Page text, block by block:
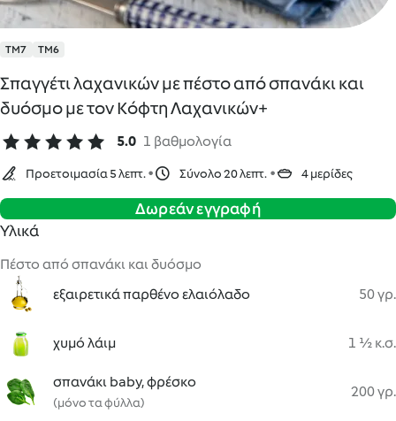
TM7 TM6
Σπαγγέτι λαχανικών με πέστο από σπανάκι και
δυόσμο με τον Κόφτη Λαχανικών+
5.0 1 βαθμολογία
Προετοιμασία 5 λεπτ. Σύνολο 20 λεπτ. 4 μερίδες
Δωρεάν εγγραφή
Υλικά
Πέστο από σπανάκι και δυόσμο
εξαιρετικά παρθένο ελαιόλαδο
50 γρ.
χυμό λάιμ 1 ½ κ.σ.
σπανάκι baby, φρέσκο
(μόνο τα φύλλα)
200 γρ.